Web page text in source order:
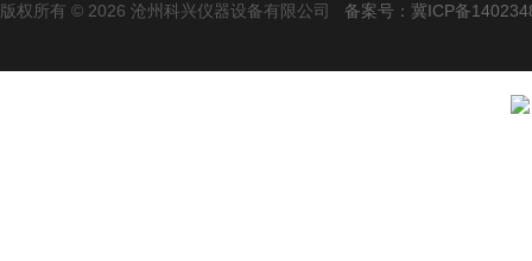
版权所有 © 2026 沧州科兴仪器设备有限公司 备案号：冀ICP备